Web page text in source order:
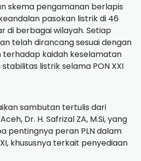
skema pengamanan berlapis
pasokan listrik di 46
di berbagai wilayah. Setiap
telah dirancang sesuai dengan
terhadap kaidah keselamatan
listrik selama PON XXI
sambutan tertulis dari
Dr. H. Safrizal ZA, M.Si, yang
pentingnya peran PLN dalam
khususnya terkait penyediaan